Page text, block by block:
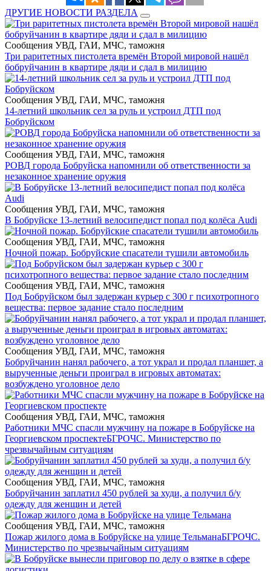
ДРУГИЕ НОВОСТИ РАЗДЕЛА
Сообщения УВД, ГАИ, МЧС, таможня
Три раритетных пистолета времён Второй мировой нашёл
бобруйчанин в квартире дяди и сдал в милицию
Сообщения УВД, ГАИ, МЧС, таможня
14-летний школьник сел за руль и устроил ДТП под
Бобруйском
Сообщения УВД, ГАИ, МЧС, таможня
РОВД города Бобруйска напомнили об ответственности за
незаконное хранение оружия
Сообщения УВД, ГАИ, МЧС, таможня
В Бобруйске 13-летний велосипедист попал под колёса Audi
Сообщения УВД, ГАИ, МЧС, таможня
Ночной пожар. Бобруйские спасатели тушили автомобиль
Сообщения УВД, ГАИ, МЧС, таможня
Под Бобруйском был задержан курьер с 300 г психотропного
вещества: первое задание стало последним
Сообщения УВД, ГАИ, МЧС, таможня
Бобруйчанин нанял рабочего, а тот украл и продал планшет, а
вырученные деньги проиграл в игровых автоматах:
возбуждено уголовное дело
Сообщения УВД, ГАИ, МЧС, таможня
Работники МЧС спасли мужчину на пожаре в Бобруйске на
Георгиевском проспектеБГРОЧС. Министерство по
чрезвычайным ситуациям
Сообщения УВД, ГАИ, МЧС, таможня
Бобруйчанин заплатил 450 рублей за худи, а получил б/у
одежду для женщин и детей
Сообщения УВД, ГАИ, МЧС, таможня
Пожар жилого дома в Бобруйске на улице ТельманаБГРОЧС.
Министерство по чрезвычайным ситуациям